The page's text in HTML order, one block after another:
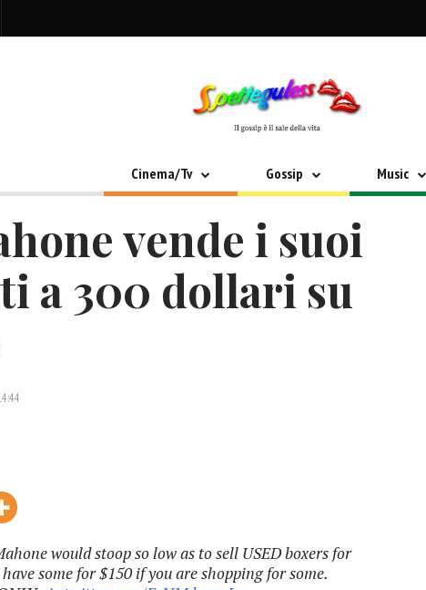
Cinema/Tv Gossip Music
vende i suoi
a 300 dollari su
would stoop so low as to sell USED boxers for
some for $150 if you are shopping for some.